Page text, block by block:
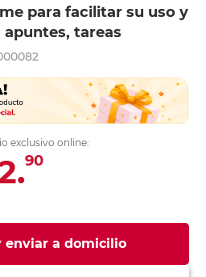
para facilitar su uso y
tareas
exclusivo online:
90
enviar a domicilio